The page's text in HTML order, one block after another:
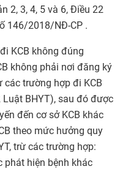
2, 3, 4, 5 và 6, Điều 22
146/2018/NĐ-CP .
KCB không đúng
không phải nơi đăng ký
các trường hợp đi KCB
BHYT), sau đó được
đến cơ sở KCB khác
theo mức hưởng quy
trừ các trường hợp:
phát hiện bệnh khác